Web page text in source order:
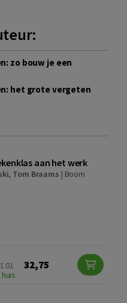
zo bouw je een
het grote vergeten
aan het werk
, Tom Braams | Boom
32,75